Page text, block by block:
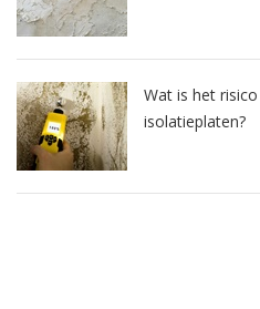
Wat is het
isolatieplaten?